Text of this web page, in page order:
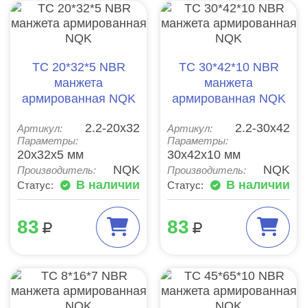
TC 20*32*5 NBR
манжета
армированная NQK
Артикул: 2.2-20х32
Параметры:
20x32x5 мм
Производитель: NQK
Статус: В наличии
83
TC 30*42*10 NBR
манжета
армированная NQK
Артикул: 2.2-30х42
Параметры:
30x42x10 мм
Производитель: NQK
Статус: В наличии
83